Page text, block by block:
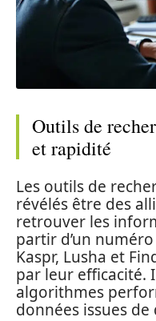
Outils de
et rapidité
Les outils de
révélés être des
retrouver les
partir d’un
Kaspr, Lusha et
par leur efficacité.
algorithmes
données issues de